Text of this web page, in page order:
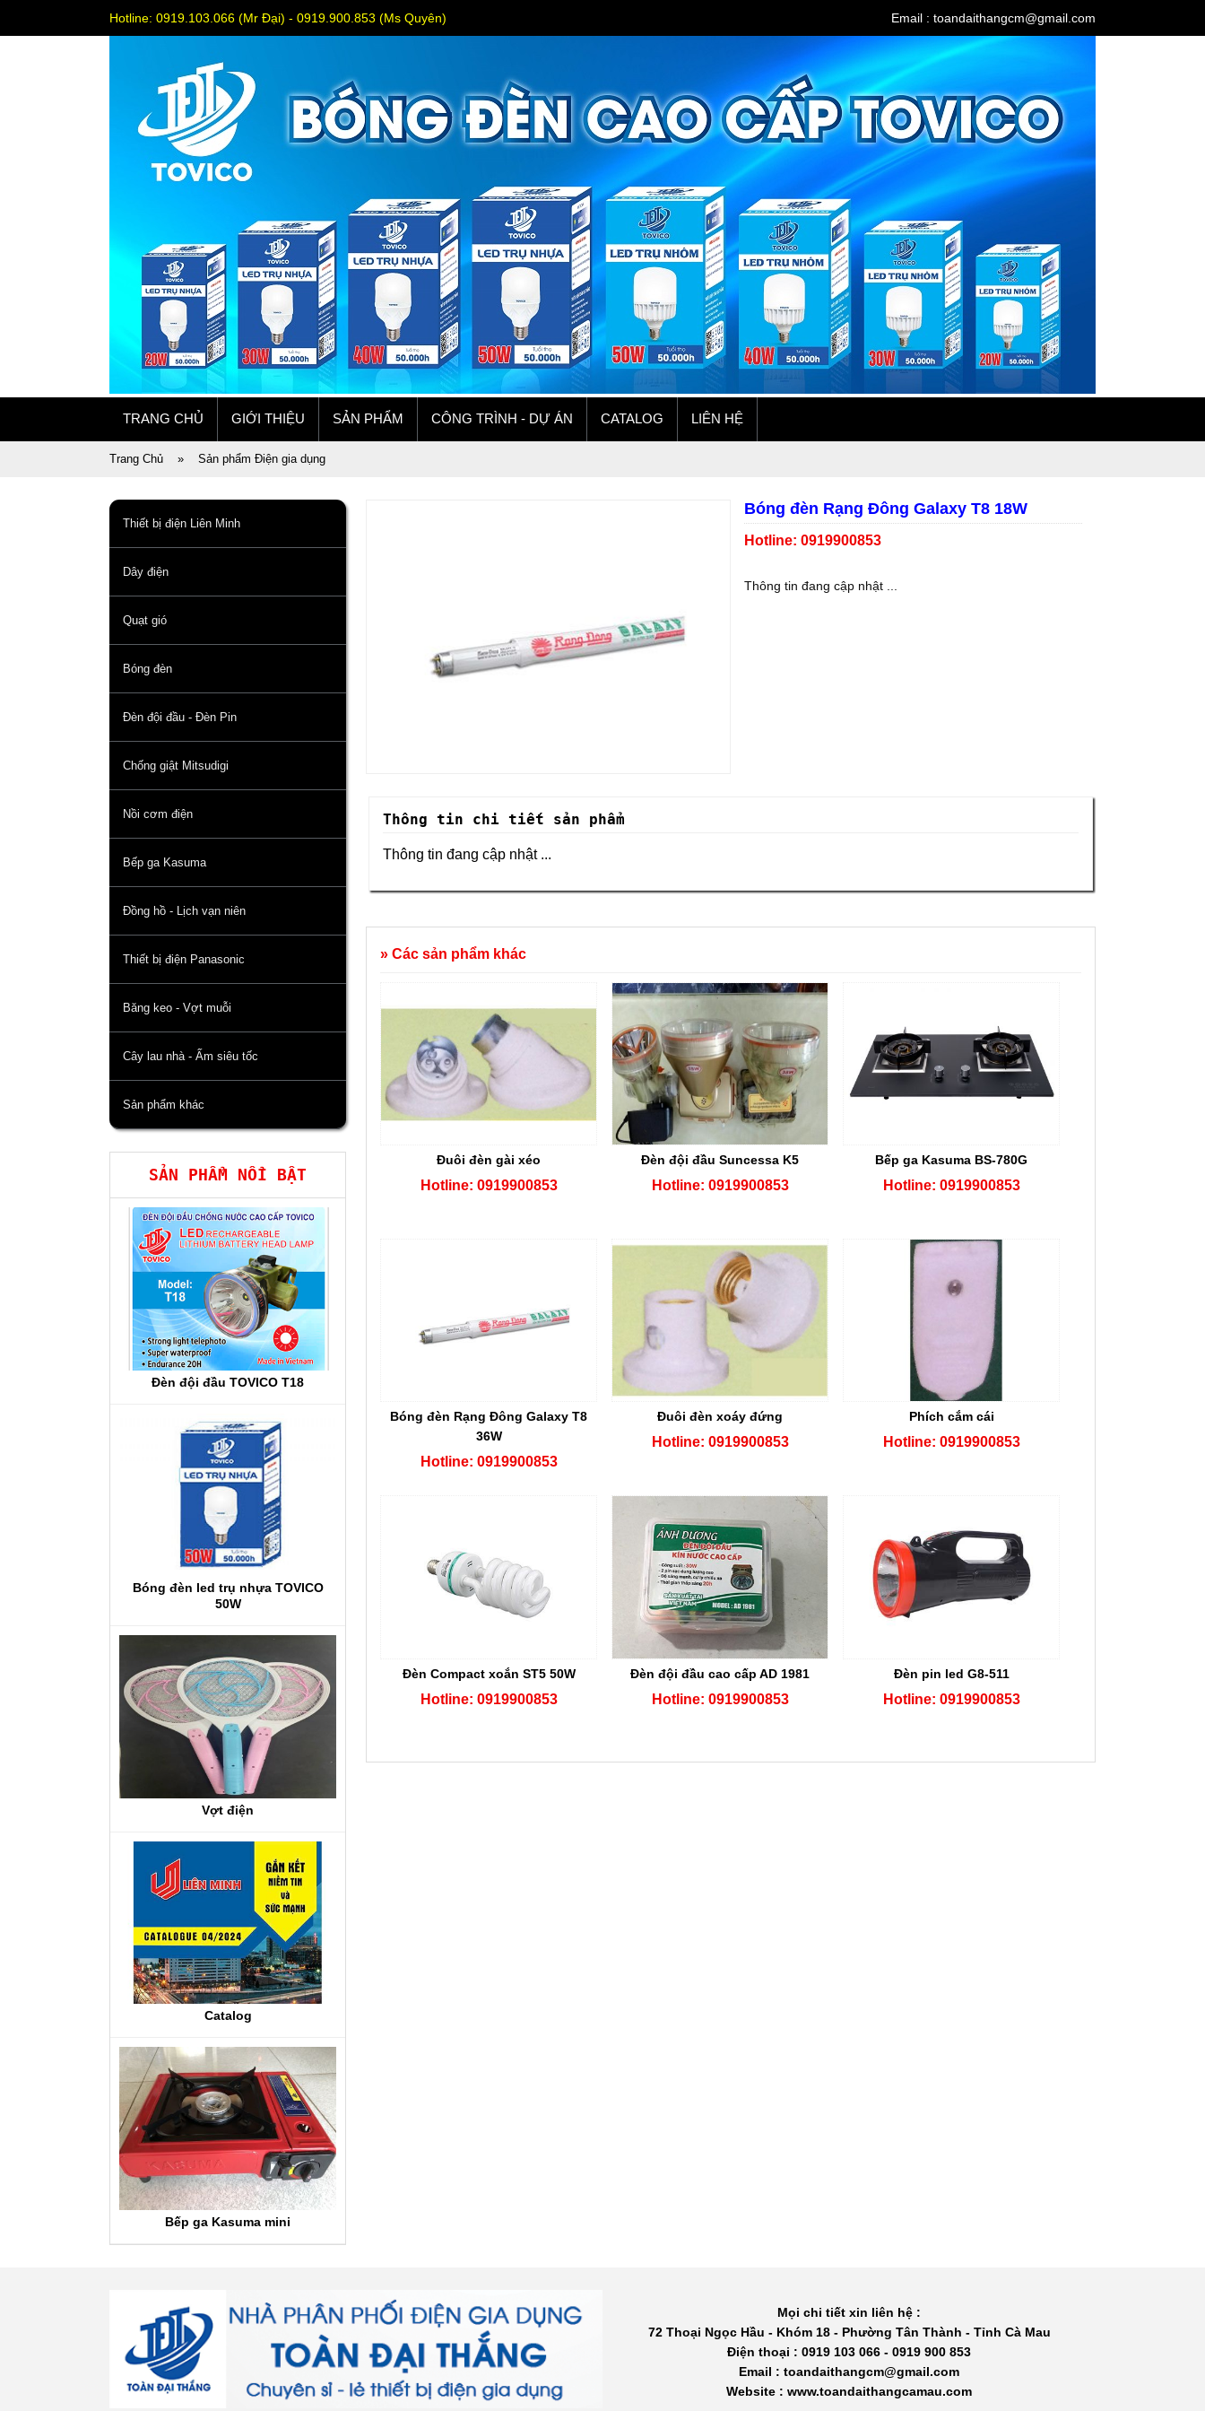
Hotline: 0919.103.066 (Mr Đại) - 0919.900.853 (Ms Quyên) Email : toandaithangcm@gmail.com
TRANG CHỦ GIỚI THIỆU SẢN PHẨM CÔNG TRÌNH - DỰ ÁN CATALOG LIÊN HỆ
Trang Chủ » Sản phẩm Điện gia dụng
Thiết bị điện Liên Minh
Dây điện
Quạt gió
Bóng đèn
Đèn đội đầu - Đèn Pin
Chống giật Mitsudigi
Nồi cơm điện
Bếp ga Kasuma
Đồng hồ - Lịch vạn niên
Thiết bị điện Panasonic
Băng keo - Vợt muỗi
Cây lau nhà - Ấm siêu tốc
Sản phẩm khác
SẢN PHẨM NỔI BẬT
Đèn đội đầu TOVICO T18
Bóng đèn led trụ nhựa TOVICO
50W
Vợt điện
Catalog
Bếp ga Kasuma mini
Bóng đèn Rạng Đông Galaxy T8 18W
Hotline: 0919900853
Thông tin đang cập nhật ...
Thông tin chi tiết sản phẩm
Thông tin đang cập nhật ...
» Các sản phẩm khác
Đuôi đèn gài xéo
Hotline: 0919900853
Đèn đội đầu Suncessa K5
Hotline: 0919900853
Bếp ga Kasuma BS-780G
Hotline: 0919900853
Bóng đèn Rạng Đông Galaxy T8
36W
Hotline: 0919900853
Đuôi đèn xoáy đứng
Hotline: 0919900853
Phích cắm cái
Hotline: 0919900853
Đèn Compact xoắn ST5 50W
Hotline: 0919900853
Đèn đội đầu cao cấp AD 1981
Hotline: 0919900853
Đèn pin led G8-511
Hotline: 0919900853
Mọi chi tiết xin liên hệ :
72 Thoại Ngọc Hầu - Khóm 18 - Phường Tân Thành - Tỉnh Cà Mau
Điện thoại : 0919 103 066 - 0919 900 853
Email : toandaithangcm@gmail.com
Website : www.toandaithangcamau.com